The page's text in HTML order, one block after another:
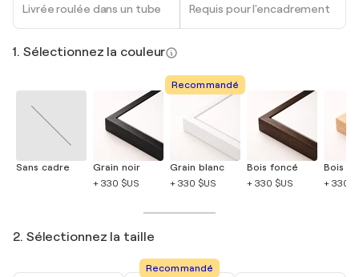
Livrée roulée dans un tube
Requis pour l'encadrement
1. Sélectionnez la couleur
Sans cadre
Grain noir
+ 330 $US
Recommandé
Grain blanc
+ 330 $US
Bois foncé
+ 330 $US
Bois
+ 330
2. Sélectionnez la taille
Recommandé